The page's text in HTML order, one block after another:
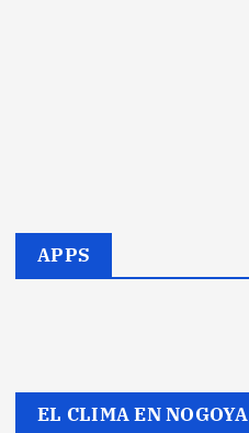
APPS
EL CLIMA EN NOGOYA